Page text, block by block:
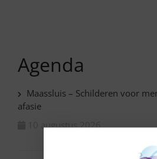
Agenda
Maassluis – Schilderen voor
afasie
10 augustus 2026